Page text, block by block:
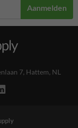
Aanmelden
7, Hattem, NL